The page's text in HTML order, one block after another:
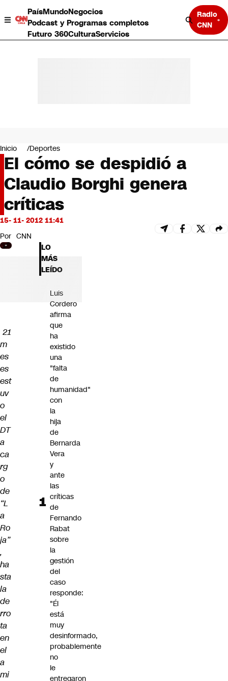
PaísMundoNegocios
Podcast y Programas completos
Futuro 360CulturaServicios
Radio
CNN
Negocios
Deportes
Programas completos
Cultura
Servicios
Bits
CNN tiempo
Futuro 360
Opinión
Inicio Deportes
El cómo se despidió a
Claudio Borghi genera
críticas
15- 11- 2012 11:41
Por CNN
21
m
es
es
est
uv
o
el
DT
a
ca
rg
o
de
“L
a
Ro
ja”
,
ha
sta
la
de
rro
ta
en
el
a
mi
LO
MÁS
LEÍDO
Luis
Cordero
afirma
que
ha
existido
una
"falta
de
humanidad"
con
la
hija
de
Bernarda
Vera
y
ante
las
críticas
de
Fernando
Rabat
sobre
la
gestión
del
caso
responde:
"Él
está
muy
desinformado,
probablemente
no
le
entregaron